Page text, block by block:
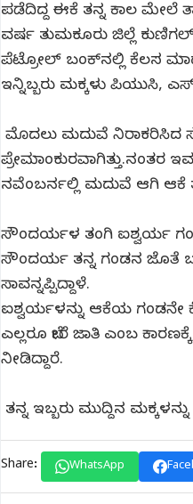
ಪಡೆದಿದ್ದ ಈಕೆ ತನ್ನ ಕಾಲ ಮೇಲೆ
ವರ್ಷ ತುಮಕೂರು ಜಿಲ್ಲೆ
ಪೆಟ್ರೋಲ್ ಬಂಕ್‌ನಲ್ಲಿ ಕೆಲಸ
ಇನ್ನಿಬ್ಬರು ಮಕ್ಕಳು ಪಿಯುಸಿ,
ಮೊದಲು ಮದುವೆ
ಪ್ರೇಮಾಂಕುರವಾಗಿತ್ತು.ನಂತರ
ನವೆಂಬರ್ನಲ್ಲಿ ಮದುವೆ ಆಗಿ ಆಕೆ
ಸೌಂದರ್ಯಳ ತಂಗಿ ಐಶ್ವರ್ಯ
ಸೌಂದರ್ಯ ತನ್ನ ಗಂಡನ ಜೊತೆ
ಸಾವನ್ನಪ್ಪಿದ್ದಾಳೆ.
ಐಶ್ವರ್ಯಳನ್ನು ಆಕೆಯ
ಎಲ್ಲರೂ ಬೇರೆ ಜಾತಿ ಎಂಬ
ನೀಡಿದ್ದಾರೆ.
ತನ್ನ ಇಬ್ಬರು ಮುದ್ದಿನ
Share: WhatsApp